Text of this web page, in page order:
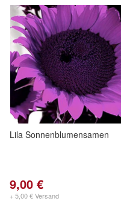
Lila Sonnenblumensamen
9,00 €
+ 5,00 € Versand